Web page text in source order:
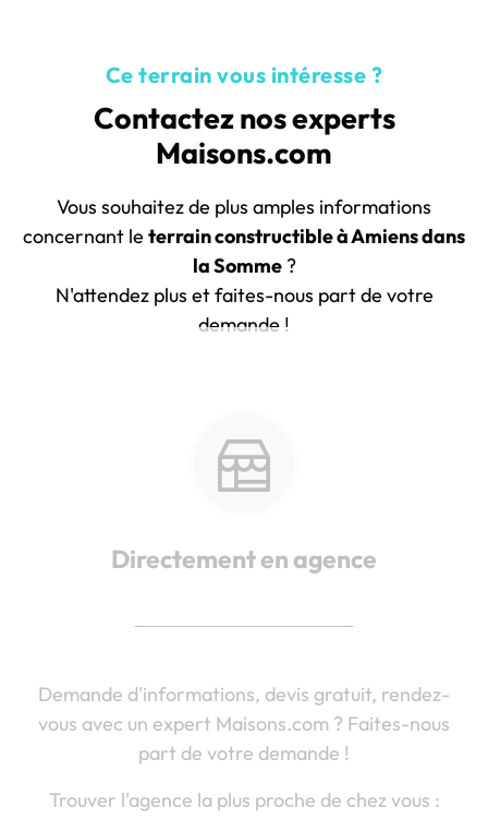
Ce terrain vous intéresse ?
Contactez nos experts
Maisons.com
Vous souhaitez de plus amples informations
concernant le terrain constructible à Amiens dans
la Somme?
N'attendez plus et faites-nous part de votre
demande !
Directement en agence
Demande d'informations, devis gratuit, rendez-
vous avec un expert Maisons.com ? Faites-nous
part de votre demande !
Trouver l'agence la plus proche de chez vous :